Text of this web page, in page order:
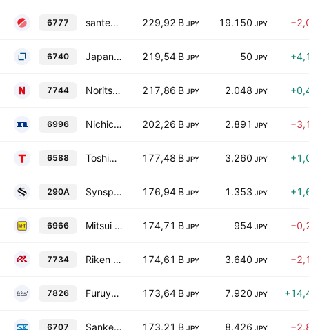
6777 santec Holdings Corporation 229,92 B JPY 19.150 JPY
6740 Japan Display Inc. 219,54 B JPY 50 JPY
7744 Noritsu Koki Co., Ltd. 217,86 B JPY 2.048 JPY
6996 Nichicon Corporation 202,26 B JPY 2.891 JPY
6588 Toshiba Tec Corp. 177,48 B JPY 3.260 JPY
290A Synspective Inc. 176,94 B JPY 1.353 JPY
6966 Mitsui High-Tec, Inc. 174,71 B JPY 954 JPY
7734 Riken Keiki Co., Ltd. 174,61 B JPY 3.640 JPY
7826 Furuya Metal Co., Ltd. 173,64 B JPY 7.920 JPY
6707 Sanken Electric Co., Ltd. 173,21 B JPY 8.426 JPY